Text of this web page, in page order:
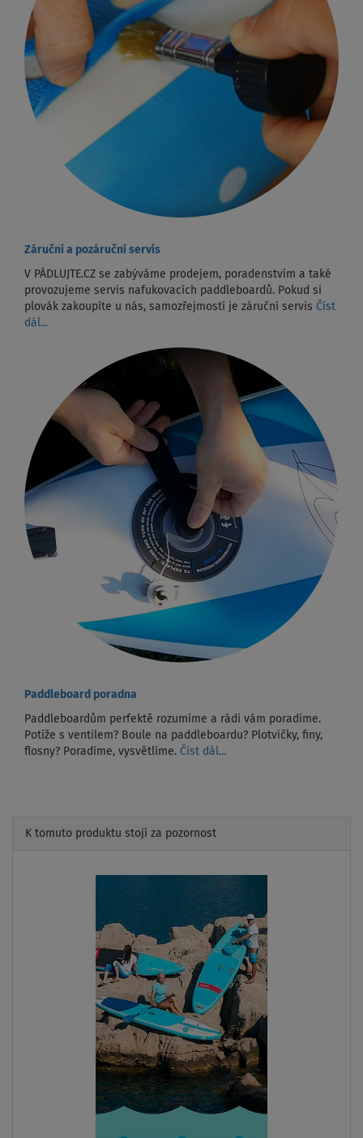
Záruční a pozáruční servis
V PÁDLUJTE.CZ se zabýváme prodejem, poradenstvím a také
provozujeme servis nafukovacích paddleboardů. Pokud si
plovák zakoupíte u nás, samozřejmostí je záruční servis Číst
dál...
Paddleboard poradna
Paddleboardům perfektě rozumíme a rádi vám poradíme.
Potíže s ventilem? Boule na paddleboardu? Plotvičky, finy,
flosny? Poradíme, vysvětlíme. Číst dál...
K tomuto produktu stojí za pozornost